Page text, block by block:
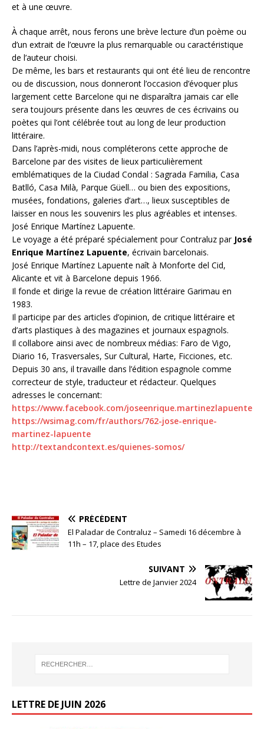
et à une œuvre.
À chaque arrêt, nous ferons une brève lecture d’un poème ou
d’un extrait de l’œuvre la plus remarquable ou caractéristique
de l’auteur choisi.
De même, les bars et restaurants qui ont été lieu de rencontre
ou de discussion, nous donneront l’occasion d’évoquer plus
largement cette Barcelone qui ne disparaîtra jamais car elle
sera toujours présente dans les œuvres de ces écrivains ou
poètes qui l’ont célébrée tout au long de leur production
littéraire.
Dans l’après-midi, nous compléterons cette approche de
Barcelone par des visites de lieux particulièrement
emblématiques de la Ciudad Condal : Sagrada Familia, Casa
Batlló, Casa Milà, Parque Güell… ou bien des expositions,
musées, fondations, galeries d’art…, lieux susceptibles de
laisser en nous les souvenirs les plus agréables et intenses.
José Enrique Martínez Lapuente.
Le voyage a été préparé spécialement pour Contraluz par José
Enrique Martínez Lapuente, écrivain barcelonais.
José Enrique Martínez Lapuente naît à Monforte del Cid,
Alicante et vit à Barcelone depuis 1966.
Il fonde et dirige la revue de création littéraire Garimau en
1983.
Il participe par des articles d’opinion, de critique littéraire et
d’arts plastiques à des magazines et journaux espagnols.
Il collabore ainsi avec de nombreux médias: Faro de Vigo,
Diario 16, Trasversales, Sur Cultural, Harte, Ficciones, etc.
Depuis 30 ans, il travaille dans l’édition espagnole comme
correcteur de style, traducteur et rédacteur. Quelques
adresses le concernant:
https://www.facebook.com/joseenrique.martinezlapuente
https://wsimag.com/fr/authors/762-jose-enrique-
martinez-lapuente
http://textandcontext.es/quienes-somos/
PRÉCÉDENT
El Paladar de Contraluz – Samedi 16 décembre à
11h – 17, place des Etudes
SUIVANT
Lettre de Janvier 2024
LETTRE DE JUIN 2026